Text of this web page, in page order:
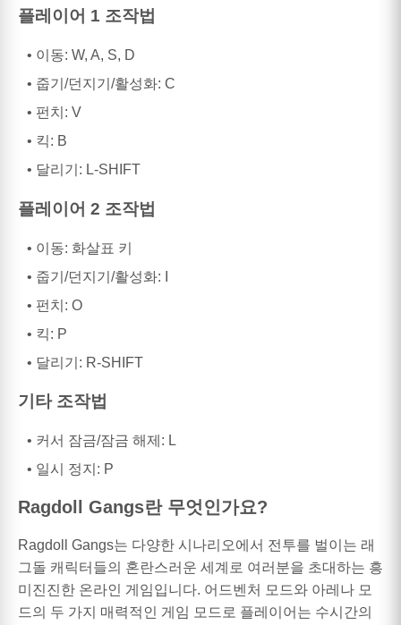
플레이어 1 조작법
이동: W, A, S, D
줍기/던지기/활성화: C
펀치: V
킥: B
달리기: L-SHIFT
플레이어 2 조작법
이동: 화살표 키
줍기/던지기/활성화: I
펀치: O
킥: P
달리기: R-SHIFT
기타 조작법
커서 잠금/잠금 해제: L
일시 정지: P
Ragdoll Gangs란 무엇인가요?
Ragdoll Gangs는 다양한 시나리오에서 전투를 벌이는 래
그돌 캐릭터들의 혼란스러운 세계로 여러분을 초대하는 흥
미진진한 온라인 게임입니다. 어드벤처 모드와 아레나 모
드의 두 가지 매력적인 게임 모드로 플레이어는 수시간의